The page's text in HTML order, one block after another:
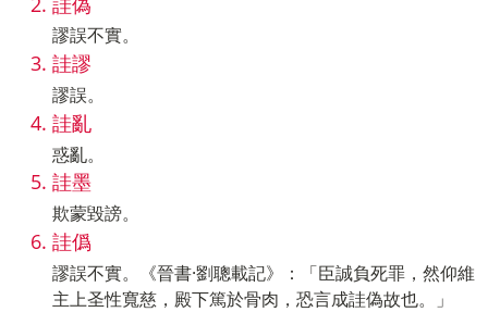
謬誤不實。
詿謬
謬誤。
詿亂
惑亂。
詿墨
欺蒙毀謗。
詿僞
謬誤不實。《晉書·劉聰載記》：「臣誠負死罪，然仰維
主上圣性寬慈，殿下篤於骨肉，恐言成詿偽故也。」